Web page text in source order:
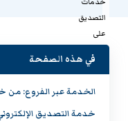
التصديق
على
في هذه الصفحة
الخدمة عبر الفروع: من
خدمة التصديق